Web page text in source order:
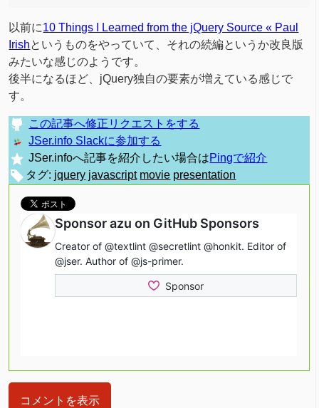
以前に10 Things I Learned from the jQuery Source « Paul
Irishというものをやっていて、それの続編というか改良版
みたいな感じのようです。
後半になるほど、jQuery独自の要素が増えている感じで
す。
この記事へ修正リクエストをする
JSer.info Slackに参加する
JSer.infoへ記事を紹介したい場合はPingで紹介
タグ: jquery javascript movie presentation
コメントを表示